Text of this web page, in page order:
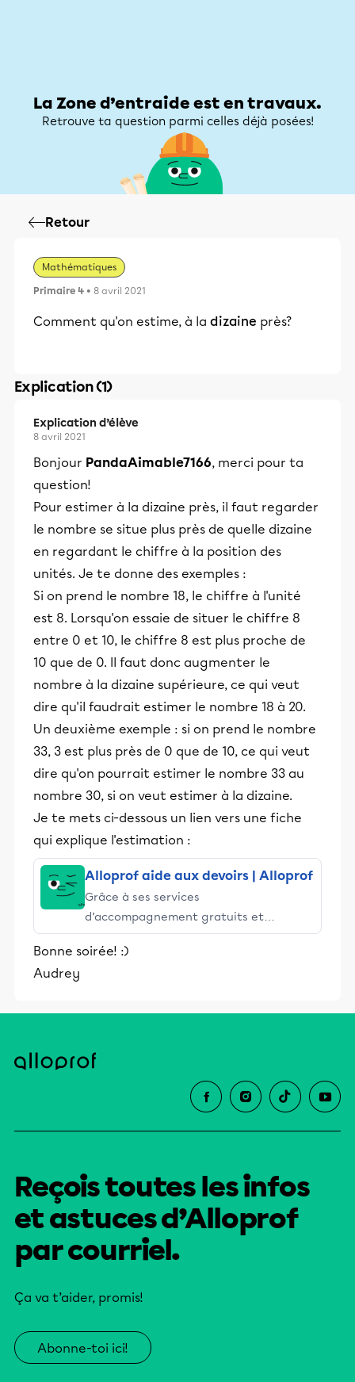
La Zone d’entraide est en travaux.
Retrouve ta question parmi celles déjà posées!
Retour
Mathématiques
Primaire 4 • 8 avril 2021
Comment qu'on estime, à la dizaine près?
Explication (1)
Explication d’élève
8 avril 2021
Bonjour PandaAimable7166, merci pour ta
question!
Pour estimer à la dizaine près, il faut regarder
le nombre se situe plus près de quelle dizaine
en regardant le chiffre à la position des
unités. Je te donne des exemples :
Si on prend le nombre 18, le chiffre à l'unité
est 8. Lorsqu'on essaie de situer le chiffre 8
entre 0 et 10, le chiffre 8 est plus proche de
10 que de 0. Il faut donc augmenter le
nombre à la dizaine supérieure, ce qui veut
dire qu'il faudrait estimer le nombre 18 à 20.
Un deuxième exemple : si on prend le nombre
33, 3 est plus près de 0 que de 10, ce qui veut
dire qu'on pourrait estimer le nombre 33 au
nombre 30, si on veut estimer à la dizaine.
Je te mets ci-dessous un lien vers une fiche
qui explique l'estimation :
Alloprof aide aux devoirs | Alloprof
Grâce à ses services
d’accompagnement gratuits et
stimulants, Alloprof engage les élèves
et leurs parents dans la réussite
Bonne soirée! :)
Audrey
Reçois toutes les infos
et astuces d’Alloprof
par courriel.
Ça va t’aider, promis!
Abonne-toi ici!